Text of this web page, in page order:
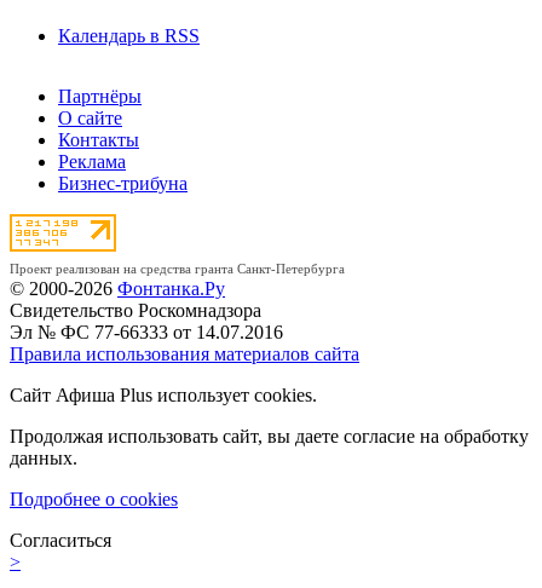
Календарь в RSS
Партнёры
О сайте
Контакты
Реклама
Бизнес-трибуна
Проект реализован на средства гранта Санкт-Петербурга
© 2000-2026 Фонтанка.Ру
Свидетельство Роскомнадзора
Эл № ФС 77-66333 от 14.07.2016
Правила использования материалов сайта
Сайт Афиша Plus использует cookies.
Продолжая использовать сайт, вы даете согласие на обработку
данных.
Подробнее о cookies
Согласиться
>